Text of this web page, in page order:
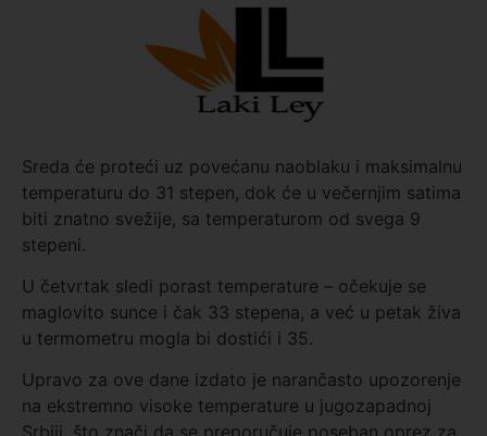
Sreda će proteći uz povećanu naoblaku i maksimalnu
temperaturu do 31 stepen, dok će u večernjim satima
biti znatno svežije, sa temperaturom od svega 9
stepeni.
U četvrtak sledi porast temperature – očekuje se
maglovito sunce i čak 33 stepena, a već u petak živa
u termometru mogla bi dostići i 35.
Upravo za ove dane izdato je narančasto upozorenje
na ekstremno visoke temperature u jugozapadnoj